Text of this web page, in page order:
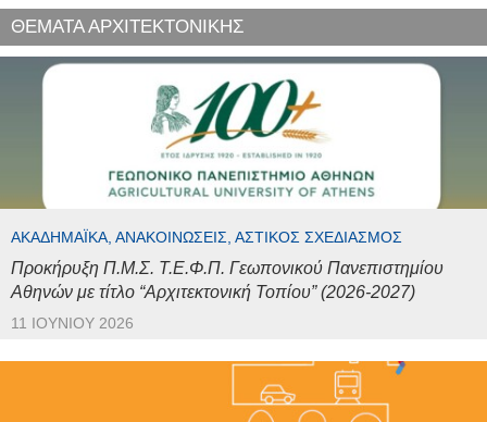
ΘΕΜΑΤΑ ΑΡΧΙΤΕΚΤΟΝΙΚΗΣ
ΑΚΑΔΗΜΑΪΚΆ, ΑΝΑΚΟΙΝΏΣΕΙΣ, ΑΣΤΙΚΌΣ ΣΧΕΔΙΑΣΜΌΣ
Προκήρυξη Π.Μ.Σ. Τ.Ε.Φ.Π. Γεωπονικού Πανεπιστημίου
Αθηνών με τίτλο “Αρχιτεκτονική Τοπίου” (2026-2027)
11 ΙΟΥΝΊΟΥ 2026